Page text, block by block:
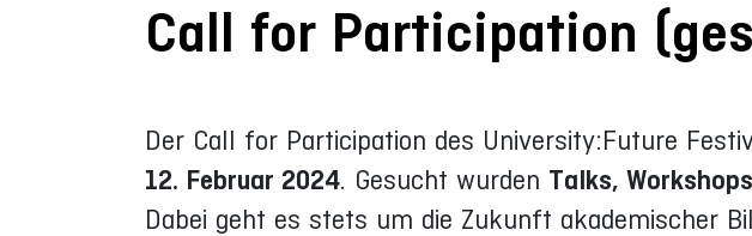
Call for Participation
Der Call for Participation des University:Future
12. Februar 2024. Gesucht wurden Talks,
Dabei geht es stets um die Zukunft akademischer